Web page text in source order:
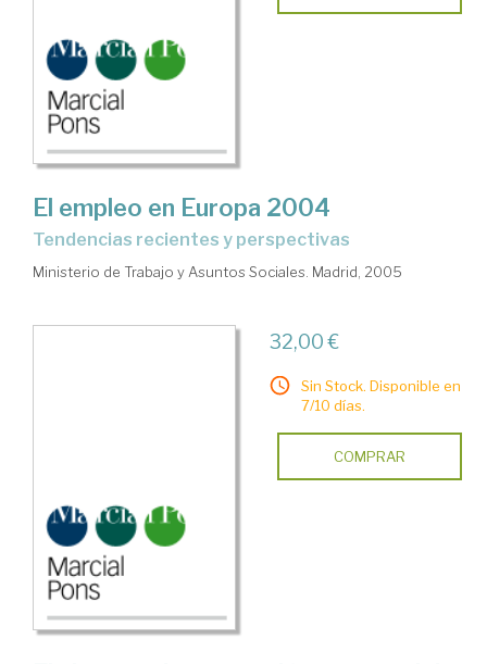
El empleo en Europa 2004
tendencias recientes y perspectivas
Ministerio de Trabajo y Asuntos Sociales. Madrid, 2005
32,00 €
Sin Stock. Disponible en
7/10 días.
COMPRAR